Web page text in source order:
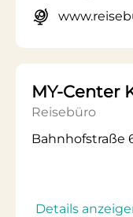
MY-Center
Reisebüro
Bahnhofstraße
Details